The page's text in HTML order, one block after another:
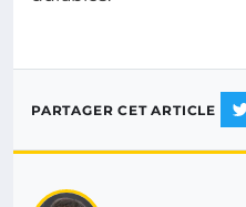
PARTAGER CET ARTICLE